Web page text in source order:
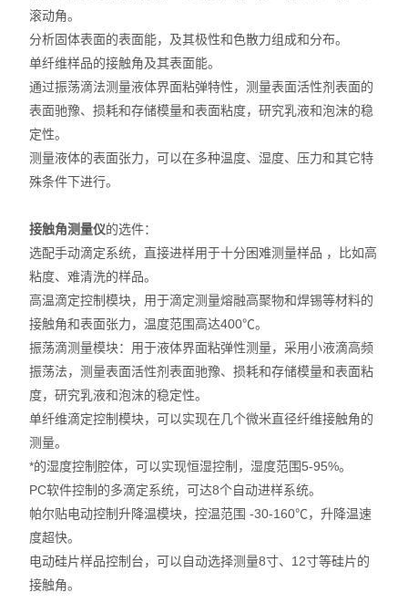
扫描探针显微镜/原子力
低温恒温器
荧光分光光度计（分子荧光
激光光散射仪
扫描电镜（SEM）
电化学工作站
X荧光光谱XRF能量色散型
分析仪器-光谱
透反射率测量仪
等离子清洗机
代理产品
光学显微镜
滚动角。
分析固体表面的表面能，及其极性和色散力组成和分布。
单纤维样品的接触角及其表面能。
通过振荡滴法测量液体界面粘弹特性，测量表面活性剂表面的
表面驰豫、损耗和存储模量和表面粘度，研究乳液和泡沫的稳
定性。
测量液体的表面张力，可以在多种温度、湿度、压力和其它特
殊条件下进行。
接触角测量仪的选件：
选配手动滴定系统，直接进样用于十分困难测量样品 ，比如高
粘度、难清洗的样品。
高温滴定控制模块，用于滴定测量熔融高聚物和焊锡等材料的
接触角和表面张力，温度范围高达400℃。
振荡滴测量模块：用于液体界面粘弹性测量，采用小液滴高频
振荡法，测量表面活性剂表面驰豫、损耗和存储模量和表面粘
度，研究乳液和泡沫的稳定性。
单纤维滴定控制模块，可以实现在几个微米直径纤维接触角的
测量。
*的湿度控制腔体，可以实现恒湿控制，湿度范围5-95%。
PC软件控制的多滴定系统，可达8个自动进样系统。
帕尔贴电动控制升降温模块，控温范围 -30-160℃，升降温速
度超快。
电动硅片样品控制台，可以自动选择测量8寸、12寸等硅片的
接触角。